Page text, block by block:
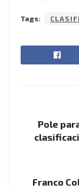
Tags:
Pole
Franco